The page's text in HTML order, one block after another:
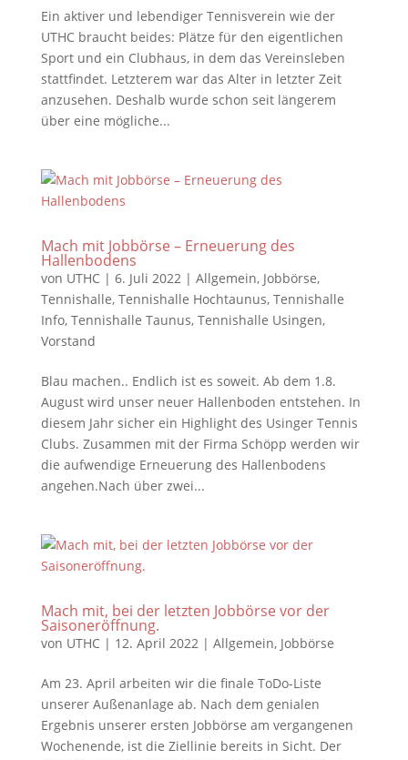
Ein aktiver und lebendiger Tennisverein wie der
UTHC braucht beides: Plätze für den eigentlichen
Sport und ein Clubhaus, in dem das Vereinsleben
stattfindet. Letzterem war das Alter in letzter Zeit
anzusehen. Deshalb wurde schon seit längerem
über eine mögliche...
Mach mit Jobbörse – Erneuerung des
Hallenbodens
von UTHC| 6. Juli 2022| Allgemein, Jobbörse,
Tennishalle, Tennishalle Hochtaunus, Tennishalle
Info, Tennishalle Taunus, Tennishalle Usingen,
Vorstand
Blau machen.. Endlich ist es soweit. Ab dem 1.8.
August wird unser neuer Hallenboden entstehen. In
diesem Jahr sicher ein Highlight des Usinger Tennis
Clubs. Zusammen mit der Firma Schöpp werden wir
die aufwendige Erneuerung des Hallenbodens
angehen.Nach über zwei...
Mach mit, bei der letzten Jobbörse vor der
Saisoneröffnung.
von UTHC| 12. April 2022| Allgemein, Jobbörse
Am 23. April arbeiten wir die finale ToDo-Liste
unserer Außenanlage ab. Nach dem genialen
Ergebnis unserer ersten Jobbörse am vergangenen
Wochenende, ist die Ziellinie bereits in Sicht. Der